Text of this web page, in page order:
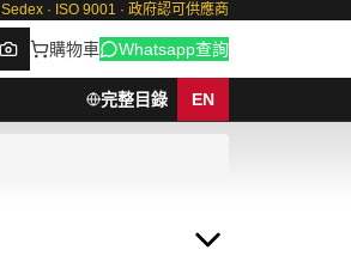
Sedex · ISO 9001 · 政府認可供應商
購物車 Whatsapp查詢
完整目錄 EN